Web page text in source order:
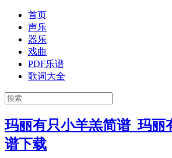
首页
声乐
器乐
戏曲
PDF乐谱
歌词大全
玛丽有只小羊羔简谱_玛丽
谱下载